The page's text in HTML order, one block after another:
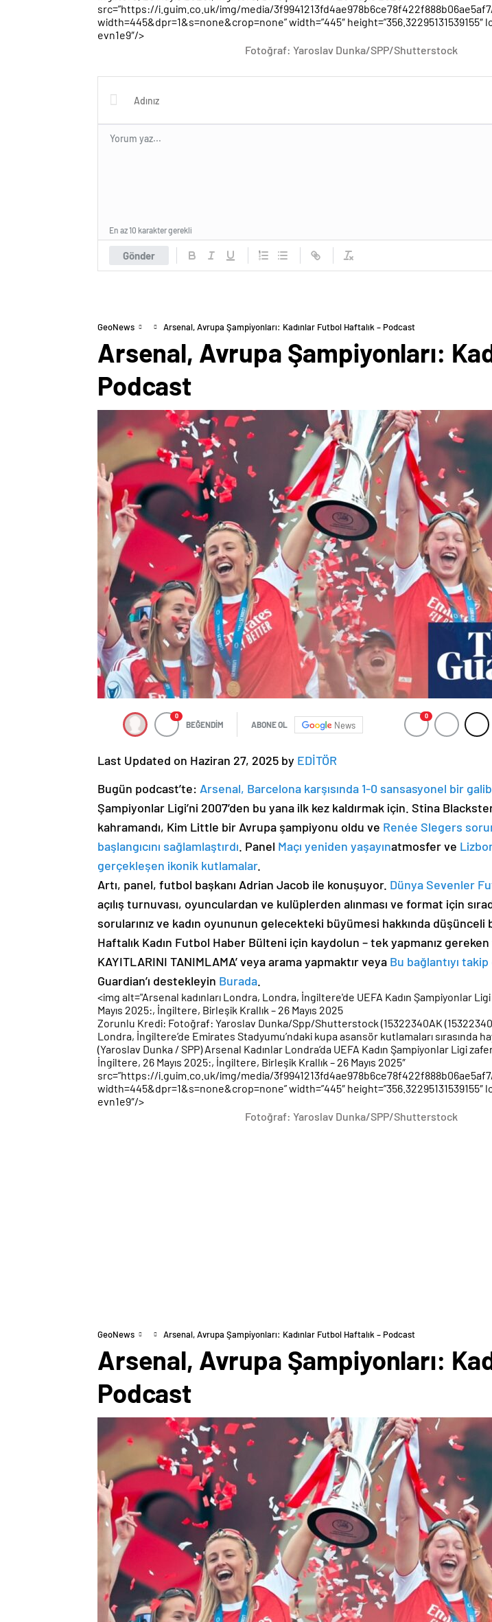
src=”https://i.guim.co.uk/img/media/
width=445&dpr=1&s=none&crop=none” width=”445″ height=”356.32295131539155″
evn1e9″/>
Fotoğraf: Yaroslav Dunka/SPP/Shutterstock
Gönder
En az 10 karakter gerekli
GeoNews Arsenal, Avrupa Şampiyonları: Kadınlar Futbol Haftalık – Podcast
Arsenal, Avrupa Şampiyonları:
Podcast
0
BEĞENDİM ABONE OL News
0
Last Updated on Haziran 27, 2025 by EDİTÖR
Bugün podcast’te: Arsenal, Barcelona karşısında 1-0 sansasyonel bir
Şampiyonlar Ligi’ni 2007’den bu yana ilk kez kaldırmak için. Stina
kahramandı, Kim Little bir Avrupa şampiyonu oldu ve Renée Slegers
başlangıcını sağlamlaştırdı. Panel Maçı yeniden yaşayınatmosfer ve
gerçekleşen ikonik kutlamalar.
Artı, panel, futbol başkanı Adrian Jacob ile konuşuyor. Dünya Sevenler
açılış turnuvası, oyunculardan ve kulüplerden alınması ve format için
sorularınız ve kadın oyununun gelecekteki büyümesi hakkında düşünceli
Haftalık Kadın Futbol Haber Bülteni için kaydolun – tek yapmanız gereken
KAYITLARINI TANIMLAMA’ veya arama yapmaktır veya Bu bağlantıyı
Guardian’ı destekleyin Burada.
<img alt="Arsenal kadınları Londra, Londra, İngiltere'de UEFA Kadın Şampiyonlar
Mayıs 2025:, İngiltere, Birleşik Krallık – 26 Mayıs 2025
Zorunlu Kredi: Fotoğraf: Yaroslav Dunka/Spp/Shutterstock (15322340AK
Londra, İngiltere’de Emirates Stadyumu’ndaki kupa asansör kutlamaları sırasında
(Yaroslav Dunka / SPP) Arsenal Kadınlar Londra’da UEFA Kadın Şampiyonlar Ligi
İngiltere, 26 Mayıs 2025:, İngiltere, Birleşik Krallık – 26 Mayıs 2025″
src=”https://i.guim.co.uk/img/media/
width=445&dpr=1&s=none&crop=none” width=”445″ height=”356.32295131539155″
evn1e9″/>
Fotoğraf: Yaroslav Dunka/SPP/Shutterstock
GeoNews Arsenal, Avrupa Şampiyonları: Kadınlar Futbol Haftalık – Podcast
Arsenal, Avrupa Şampiyonları:
Podcast